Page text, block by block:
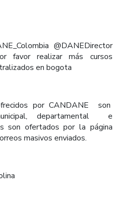
@DANEDirector
favor realizar más cursos
en bogota
por CANDANE son
departamental e
son ofertados por la página
masivos enviados.